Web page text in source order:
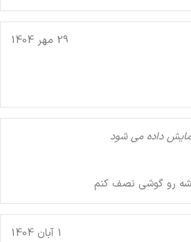
29 مهر 1404
داده می شود
رو گوشی نصف کنم
1 آبان 1404